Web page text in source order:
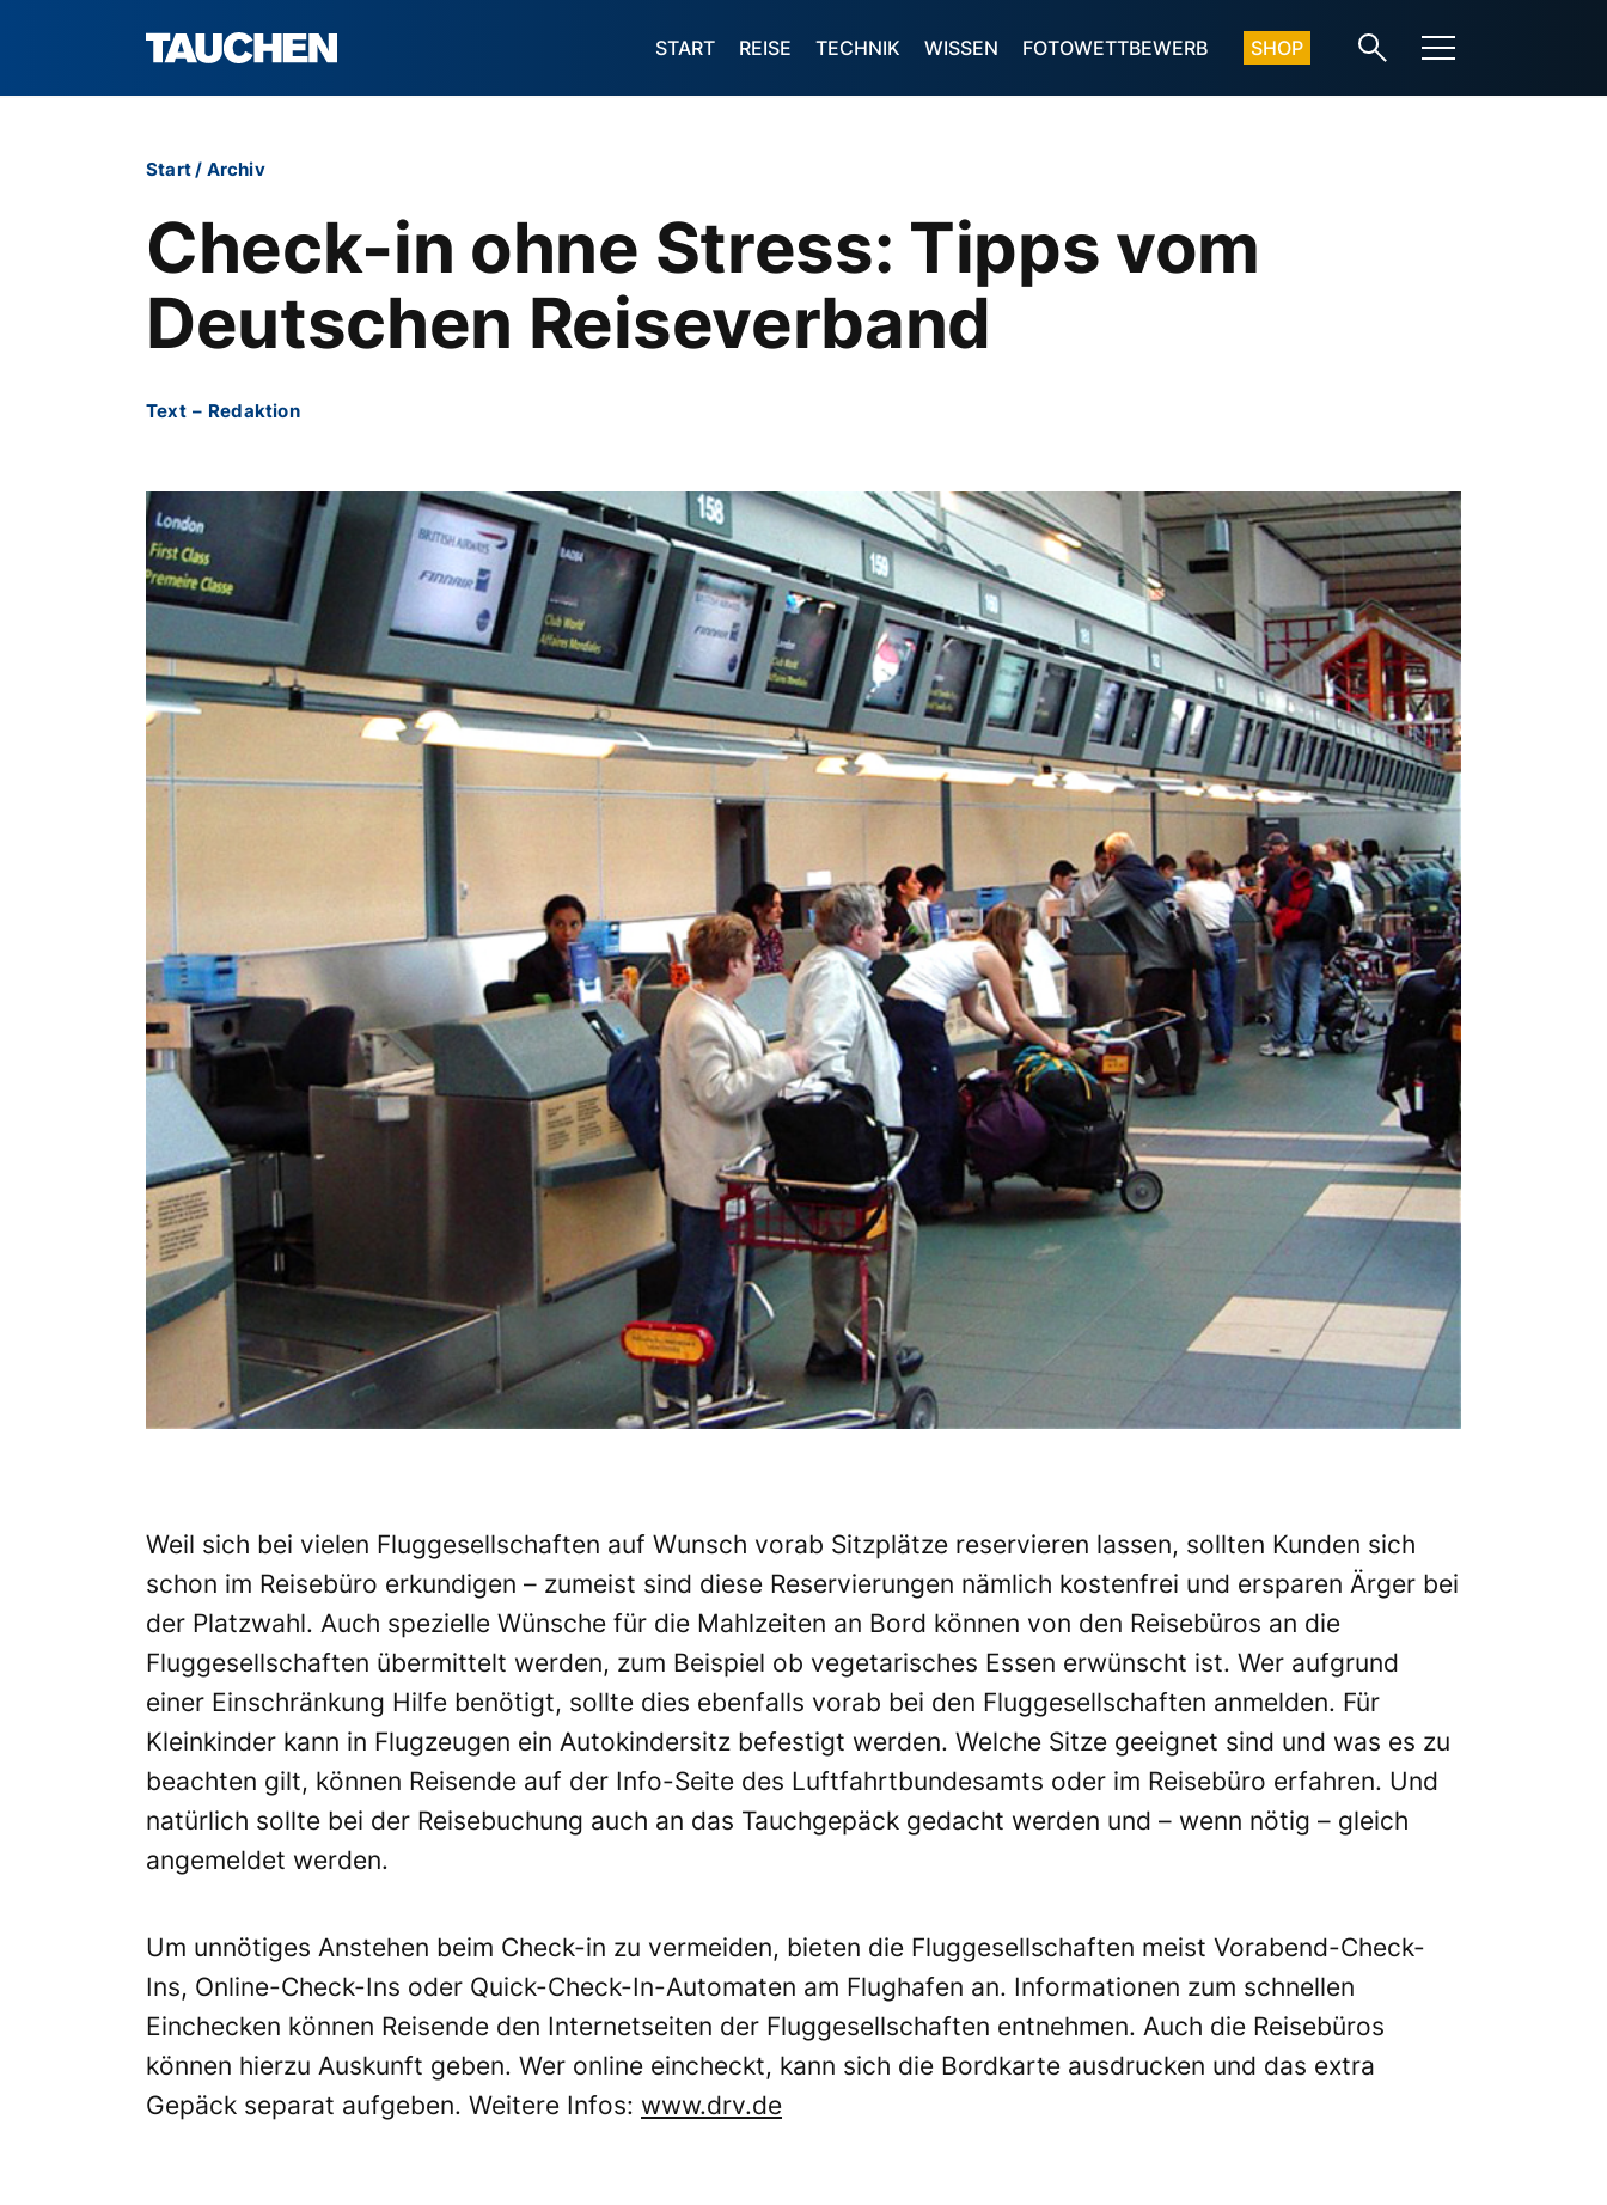
START REISE TECHNIK WISSEN FOTOWETTBEWERB SHOP
Start/ Archiv
Check-in ohne Stress: Tipps vom
Deutschen Reiseverband
Text – Redaktion
Weil sich bei vielen Fluggesellschaften auf Wunsch vorab Sitzplätze reservieren lassen, sollten Kunden sich
schon im Reisebüro erkundigen – zumeist sind diese Reservierungen nämlich kostenfrei und ersparen Ärger bei
der Platzwahl. Auch spezielle Wünsche für die Mahlzeiten an Bord können von den Reisebüros an die
Fluggesellschaften übermittelt werden, zum Beispiel ob vegetarisches Essen erwünscht ist. Wer aufgrund
einer Einschränkung Hilfe benötigt, sollte dies ebenfalls vorab bei den Fluggesellschaften anmelden. Für
Kleinkinder kann in Flugzeugen ein Autokindersitz befestigt werden. Welche Sitze geeignet sind und was es zu
beachten gilt, können Reisende auf der Info-Seite des Luftfahrtbundesamts oder im Reisebüro erfahren. Und
natürlich sollte bei der Reisebuchung auch an das Tauchgepäck gedacht werden und – wenn nötig – gleich
angemeldet werden.
Um unnötiges Anstehen beim Check-in zu vermeiden, bieten die Fluggesellschaften meist Vorabend-Check-
Ins, Online-Check-Ins oder Quick-Check-In-Automaten am Flughafen an. Informationen zum schnellen
Einchecken können Reisende den Internetseiten der Fluggesellschaften entnehmen. Auch die Reisebüros
können hierzu Auskunft geben. Wer online eincheckt, kann sich die Bordkarte ausdrucken und das extra
Gepäck separat aufgeben. Weitere Infos: www.drv.de